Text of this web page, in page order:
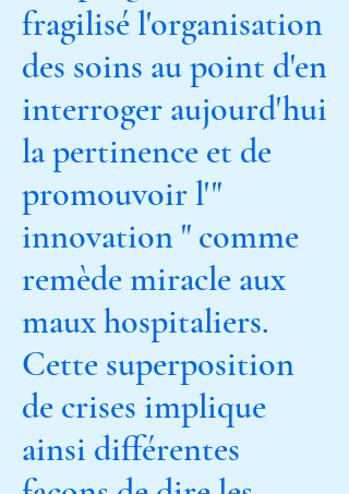
fragilisé l'organisation
des soins au point d'en
interroger aujourd'hui
la pertinence et de
promouvoir l'"
innovation " comme
remède miracle aux
maux hospitaliers.
Cette superposition
de crises implique
ainsi différentes